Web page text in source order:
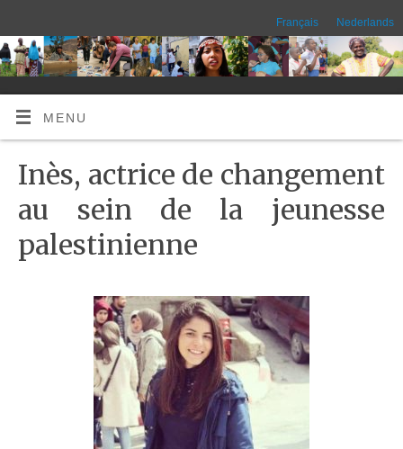
Français Nederlands
MENU
Inès, actrice de changement
au sein de la jeunesse
palestinienne